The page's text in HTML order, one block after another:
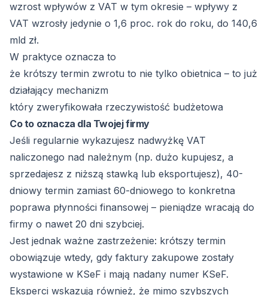
wzrost wpływów z VAT w tym okresie – wpływy z
VAT wzrosły jedynie o 1,6 proc. rok do roku, do 140,6
mld zł.
W praktyce oznacza to
że krótszy termin zwrotu to nie tylko obietnica – to już
działający mechanizm
który zweryfikowała rzeczywistość budżetowa
Co to oznacza dla Twojej firmy
Jeśli regularnie wykazujesz nadwyżkę VAT
naliczonego nad należnym (np. dużo kupujesz, a
sprzedajesz z niższą stawką lub eksportujesz), 40-
dniowy termin zamiast 60-dniowego to konkretna
poprawa płynności finansowej – pieniądze wracają do
firmy o nawet 20 dni szybciej.
Jest jednak ważne zastrzeżenie: krótszy termin
obowiązuje wtedy, gdy faktury zakupowe zostały
wystawione w KSeF i mają nadany numer KSeF.
Eksperci wskazują również, że mimo szybszych